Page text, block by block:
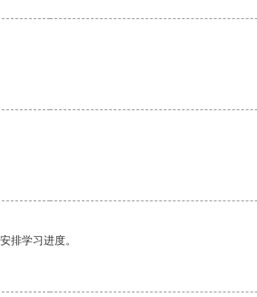
排学习进度。